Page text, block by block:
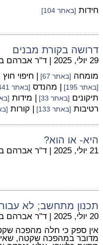
חידות [באתר 104]
דרושה בקורת מבנים
29 יולי, 2025 | ד"ר אברהם
מומחה [באתר 67] | חיפוי חוץ
[באתר 195] | מהנדס [באתר 441]
תיקונים [באתר 33] | מידות
רטיבות [באתר 133] | קורות
היא- או הוא?
21 יולי, 2025 | ד"ר אברהם
תכנון מתחשב; לא
20 יולי, 2025 | ד"ר אברהם
אין ספק כי חלה מהפכה
מדובר במהפכה שקטה,